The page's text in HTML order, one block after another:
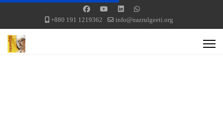
+880 191 1219362 info@nazrulgeeti.org